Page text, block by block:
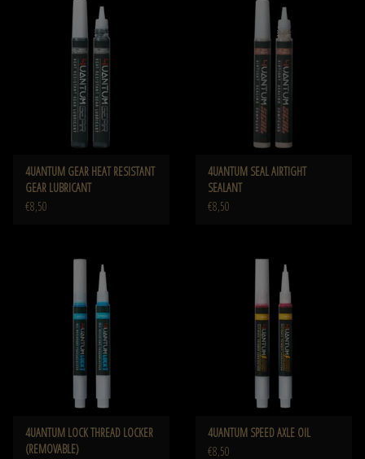
4UANTUM GEAR HEAT RESISTANT
GEAR LUBRICANT
€8,50
4UANTUM SEAL AIRTIGHT
SEALANT
€8,50
4UANTUM LOCK THREAD LOCKER
(REMOVABLE)
4UANTUM SPEED AXLE OIL
€8,50